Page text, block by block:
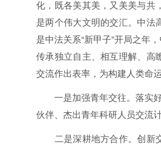
化，既各美其美，又美美与共
是两个伟大文明的交汇。中法
是中法关系“新甲子”开局之年
传承独立自主、相互理解、高
交流作出表率，为构建人类命
一是加强青年交往。落实好
伙伴、杰出青年科研人员交流计
二是深耕地方合作。创新交